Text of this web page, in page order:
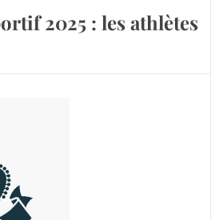
2025 : les athlètes